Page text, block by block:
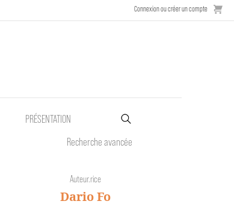
Connexion ou créer un compte
Recherche avancée
PRÉSENTATION
Auteur.rice
Dario Fo